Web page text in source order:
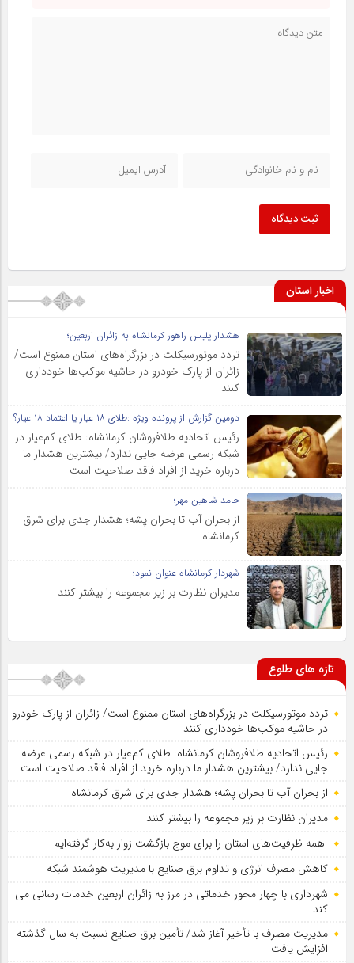
ثبت دیدگاه
اخبار استان
هشدار پلیس راهور کرمانشاه به زائران اربعین؛
تردد موتورسیکلت در بزرگراه‌های استان ممنوع است/
زائران از پارک خودرو در حاشیه موکب‌ها خودداری
کنند
دومین گزارش از پرونده ویژه :طلای ۱۸ عیار یا اعتماد ۱۸ عیار؟
رئیس اتحادیه طلافروشان کرمانشاه: طلای کم‌عیار در
شبکه رسمی عرضه جایی ندارد/ بیشترین هشدار ما
درباره خرید از افراد فاقد صلاحیت است
حامد شاهین مهر؛
از بحران آب تا بحران پشه؛ هشدار جدی برای شرق
کرمانشاه
شهردار کرمانشاه عنوان نمود؛
مدیران نظارت بر زیر مجموعه را بیشتر کنند
تازه های طلوع
تردد موتورسیکلت در بزرگراه‌های استان ممنوع است/ زائران از پارک خودرو
در حاشیه موکب‌ها خودداری کنند
رئیس اتحادیه طلافروشان کرمانشاه: طلای کم‌عیار در شبکه رسمی عرضه
جایی ندارد/ بیشترین هشدار ما درباره خرید از افراد فاقد صلاحیت است
از بحران آب تا بحران پشه؛ هشدار جدی برای شرق کرمانشاه
مدیران نظارت بر زیر مجموعه را بیشتر کنند
همه ظرفیت‌های استان را برای موج بازگشت زوار به‌کار گرفته‌ایم
کاهش مصرف انرژی و تداوم برق صنایع با مدیریت هوشمند شبکه
شهرداری با چهار محور خدماتی در مرز به زائران اربعین خدمات رسانی می
کند
مدیریت مصرف با تأخیر آغاز شد/ تأمین برق صنایع نسبت به سال گذشته
افزایش یافت